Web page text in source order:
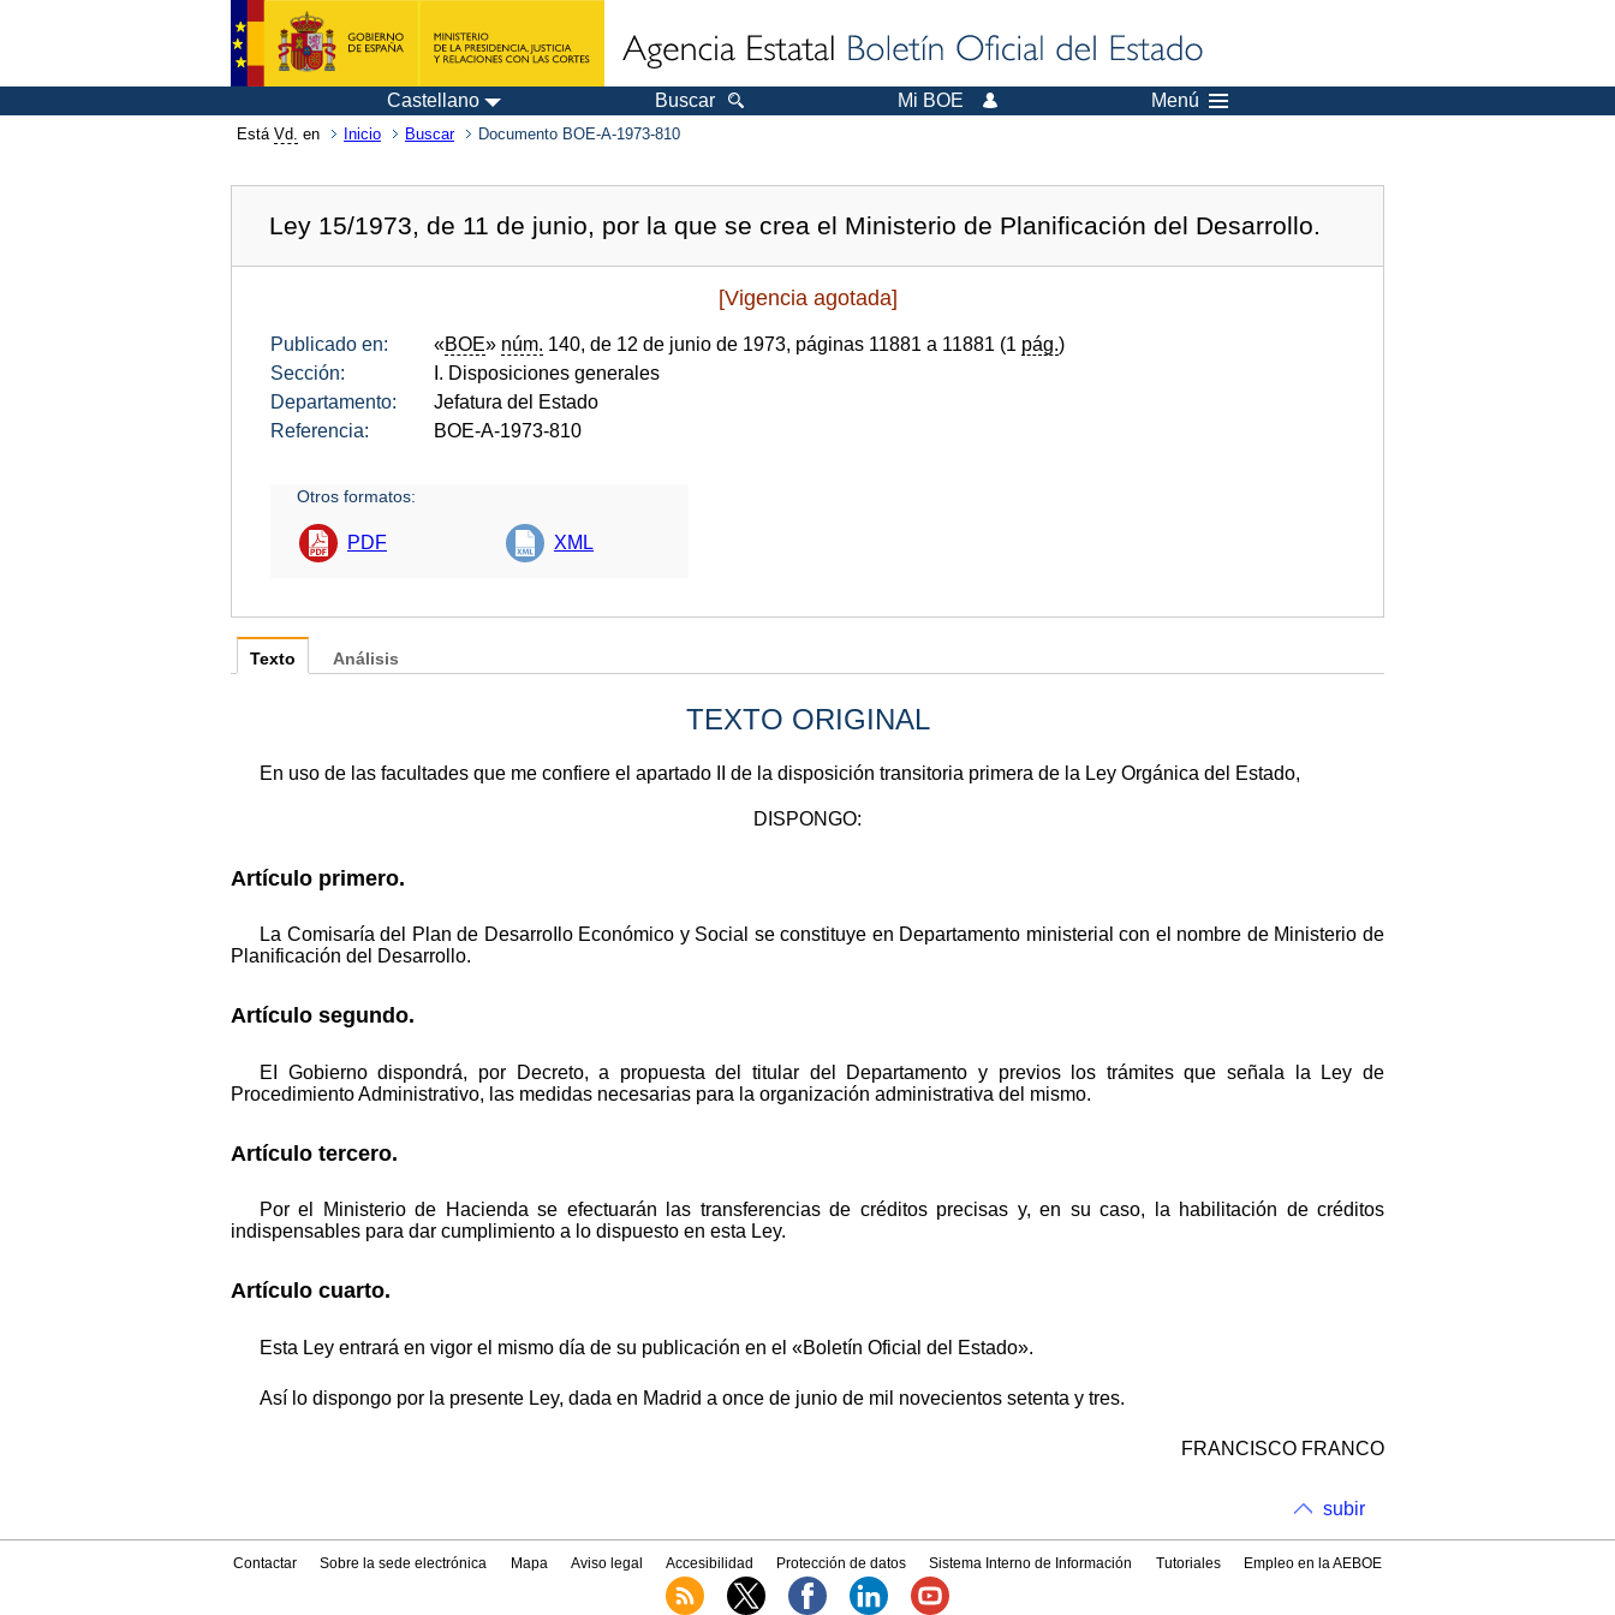
Castellano Buscar Mi BOE Menú
Está Vd. en Inicio Buscar Documento BOE-A-1973-810
Ley 15/1973, de 11 de junio, por la que se crea el Ministerio de Planificación del Desarrollo.
[Vigencia agotada]
Publicado en: «BOE» núm. 140, de 12 de junio de 1973, páginas 11881 a 11881 (1 pág.)
Sección:
I. Disposiciones generales
Departamento:
Jefatura del Estado
Referencia:
BOE-A-1973-810
Otros formatos:
PDF XML
Texto
TEXTO ORIGINAL
En uso de las facultades que me confiere el apartado II de la disposición transitoria primera de la Ley Orgánica del Estado,
DISPONGO:
Artículo primero.
La Comisaría del Plan de DesarroIlo Económico y Social se constituye en Departamento ministerial con el nombre de Ministerio de
Planificación del Desarrollo.
Artículo segundo.
EI Gobierno dispondrá, por Decreto, a propuesta del titular del Departamento y previos los trámites que señala la Ley de
Procedimiento Administrativo, las medidas necesarias para la organización administrativa del mismo.
Artículo tercero.
Por el Ministerio de Hacienda se efectuarán las transferencias de créditos precisas y, en su caso, la habilitación de créditos
indispensables para dar cumplimiento a lo dispuesto en esta Ley.
Artículo cuarto.
Esta Ley entrará en vigor el mismo día de su publicación en el «Boletín Oficial del Estado».
Así lo dispongo por la presente Ley, dada en Madrid a once de junio de mil novecientos setenta y tres.
FRANCISCO FRANCO
Análisis
subir
Contactar Sobre la sede electrónica Mapa Aviso legal Accesibilidad Protección de datos Sistema Interno de Información Tutoriales Empleo en la AEBOE